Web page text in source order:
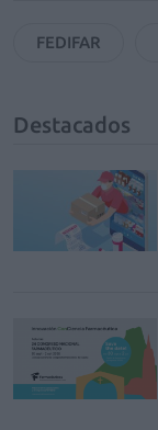
FEDIFAR
Destacados